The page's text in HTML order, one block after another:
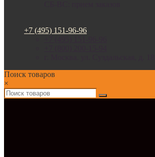
+7 (495) 151-96-96
Поиск товаров
×